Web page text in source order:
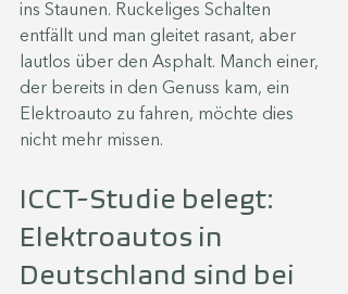
ins Staunen. Ruckeliges Schalten
entfällt und man gleitet rasant, aber
lautlos über den Asphalt. Manch einer,
der bereits in den Genuss kam, ein
Elektroauto zu fahren, möchte dies
nicht mehr missen.
ICCT-Studie belegt:
Elektroautos in
Deutschland sind bei